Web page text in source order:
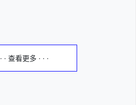
· 查看更多 · · ·